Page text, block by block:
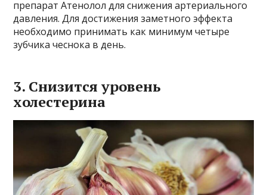
препарат Атенолол для снижения артериального
давления. Для достижения заметного эффекта
необходимо принимать как минимум четыре
зубчика чеснока в день.
3. Снизится уровень
холестерина